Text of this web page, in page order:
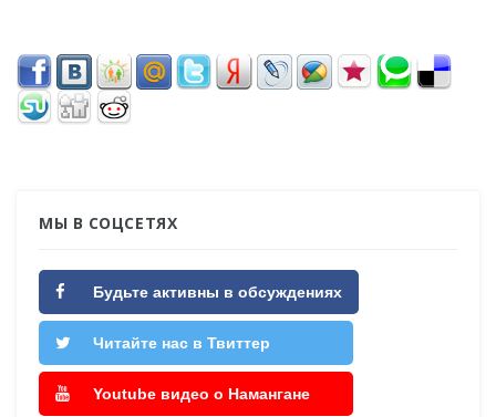
МЫ В СОЦСЕТЯХ
Будьте активны в обсуждениях
Читайте нас в Твиттер
Youtube видео о Намангане